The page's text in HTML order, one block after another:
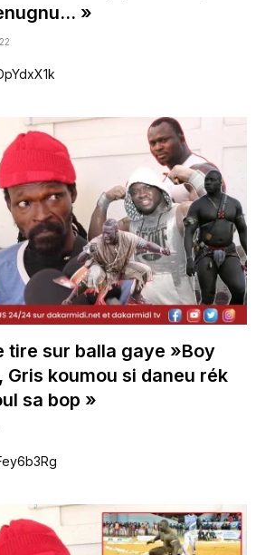
»
tire sur balla gaye »Boy
Gris koumou si daneu rék
sa bop »